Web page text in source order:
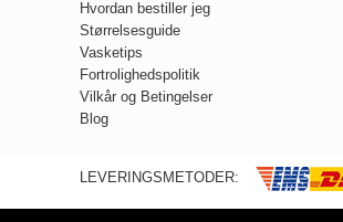
Hvordan bestiller jeg
Størrelsesguide
Vasketips
Fortrolighedspolitik
Vilkår og Betingelser
Blog
LEVERINGSMETODER: